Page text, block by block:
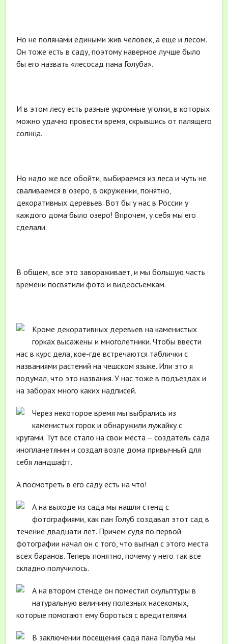
Но не полянами едиными жив человек, а еще и лесом.
Он тоже есть в саду, поэтому наверное лучше было
бы его назвать «лесосад пана Голуба».
И в этом лесу есть разные укромные уголки, в которых
можно удачно провести время, скрывшись от палящего
солнца.
Но надо же все обойти, выбираемся из леса и чуть не
сваливаемся в озеро, в окружении, понятно,
декоративных деревьев. Вот бы у нас в России у
каждого дома было озеро! Впрочем, у себя мы его
сделали.
В общем, все это завораживает, и мы большую часть
времени посвятили фото и видеосъемкам.
Кроме декоративных деревьев на каменистых
горках высажены и многолетники. Чтобы ввести
нас в курс дела, кое-где встречаются таблички с
названиями растений на чешском языке. Или это я
подумал, что это названия. У нас тоже в подъездах и
на заборах много каких надписей.
Через некоторое время мы выбрались из
каменистых горок и обнаружили лужайку с
кругами. Тут все стало на свои места – создатель сада
инопланетянин и создал возле дома привычный для
себя ландшафт.
А посмотреть в его саду есть на что!
А на выходе из сада мы нашли стенд с
фотографиями, как пан Голуб создавал этот сад в
течение двадцати лет. Причем судя по первой
фотографии начал он с того, что выгнал с этого места
всех баранов. Теперь понятно, почему у него так все
складно получилось.
А на втором стенде он поместил скульптуры в
натуральную величину полезных насекомых,
которые помогают ему бороться с вредителями.
В заключении посещения сада пана Голуба мы